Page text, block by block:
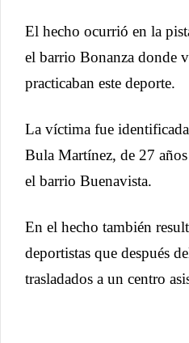
El hecho ocurrió en la
el barrio Bonanza donde
practicaban este deporte.
La víctima fue
Bula Martínez, de 27
el barrio Buenavista.
En el hecho también
deportistas que después
trasladados a un centro